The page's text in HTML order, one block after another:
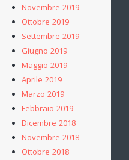
Novembre 2019
Ottobre 2019
Settembre 2019
Giugno 2019
Maggio 2019
Aprile 2019
Marzo 2019
Febbraio 2019
Dicembre 2018
Novembre 2018
Ottobre 2018